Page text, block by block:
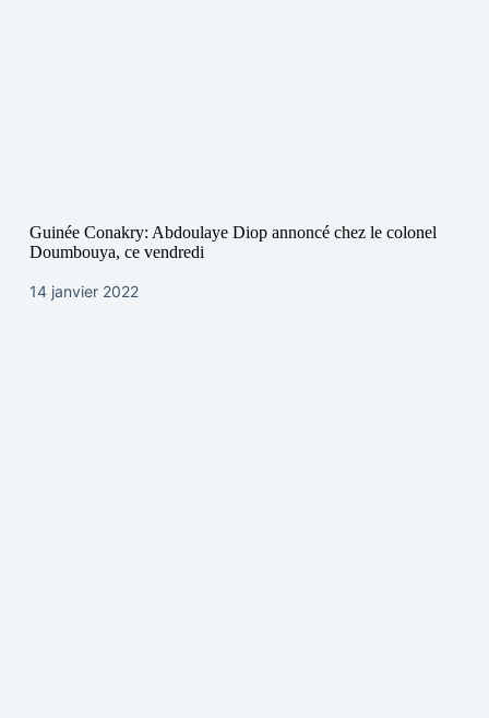
Guinée Conakry: Abdoulaye Diop annoncé chez le colonel
Doumbouya, ce vendredi
14 janvier 2022